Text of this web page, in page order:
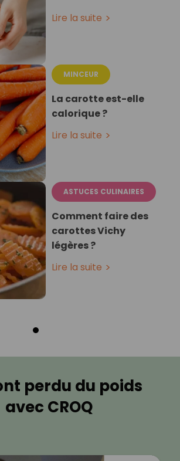
Lire la suite
MINCEUR
La carotte est-elle
calorique ?
Lire la suite
ASTUCES CULINAIRES
Comment faire des
carottes Vichy
légères ?
Lire la suite
perdu du poids
avec CROQ